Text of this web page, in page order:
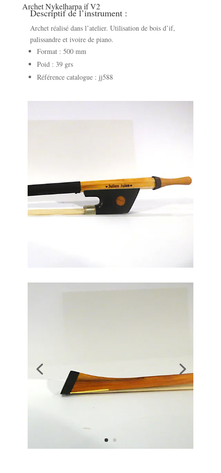
Archet Nykelharpa if V2
Descriptif de l’instrument :
Archet réalisé dans l’atelier. Utilisation de bois d’if,
palissandre et ivoire de piano.
Format : 500 mm
Poid : 39 grs
Référence catalogue : jj588